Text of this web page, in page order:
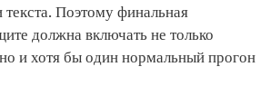
текста. Поэтому финальная
должна включать не только
и хотя бы один нормальный прогон